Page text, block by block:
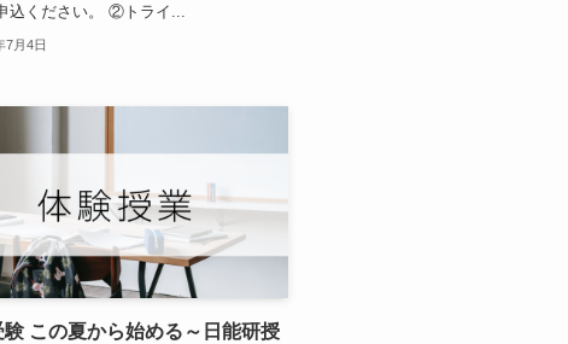
込ください。 ②トライ...
7月4日
験 この夏から始める～日能研授